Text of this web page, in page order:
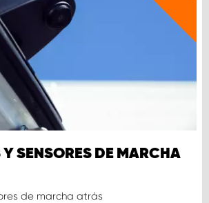
SENSORES DE MARCHA
de marcha atrás